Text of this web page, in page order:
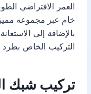
العمر الافتراضي
خام عبر مجموعة
بالإضافة إلى
التركيب الخاص
تركيب شبك